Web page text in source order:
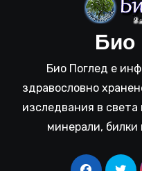
Био
Био Поглед е
здравословно
изследвания в
минерали,